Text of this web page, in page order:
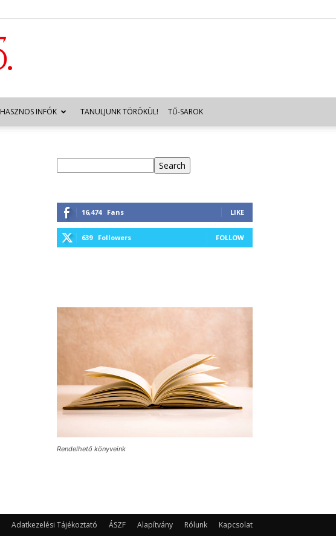
HASZNOS INFÓK TANULJUNK TÖRÖKÜL! TŰ-SAROK
Search
16,474 Fans LIKE
639 Followers FOLLOW
Rendelhető könyveink
Adatkezelési Tájékoztató ÁSZF Alapítvány Rólunk Kapcsolat